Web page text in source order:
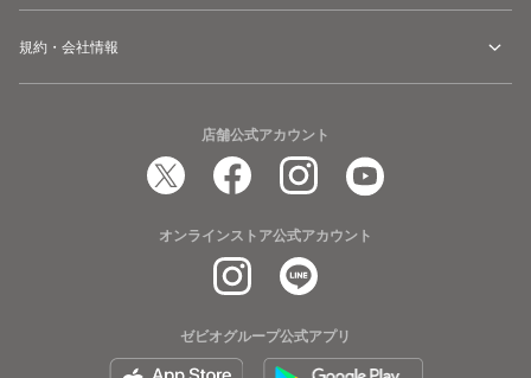
規約・会社情報
店舗公式アカウント
オンラインストア公式アカウント
ゼビオグループ公式アプリ